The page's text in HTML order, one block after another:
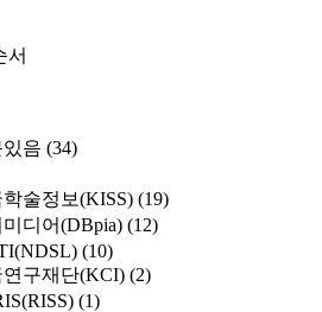
서
음 (34)
학술정보(KISS) (19)
미디어(DBpia) (12)
(10)
연구재단(KCI) (2)
(1)